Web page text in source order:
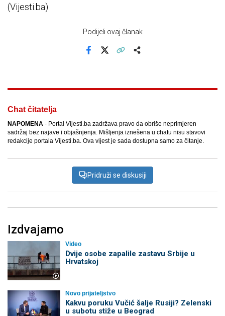
(Vijesti.ba)
Podijeli ovaj članak
Chat čitatelja
NAPOMENA - Portal Vijesti.ba zadržava pravo da obriše neprimjeren
sadržaj bez najave i objašnjenja. Mišljenja iznešena u chatu nisu stavovi
redakcije portala Vijesti.ba. Ova vijest je sada dostupna samo za čitanje.
Pridruži se diskusiji
Izdvajamo
Video
Dvije osobe zapalile zastavu Srbije u
Hrvatskoj
Novo prijateljstvo
Kakvu poruku Vučić šalje Rusiji? Zelenski
u subotu stiže u Beograd